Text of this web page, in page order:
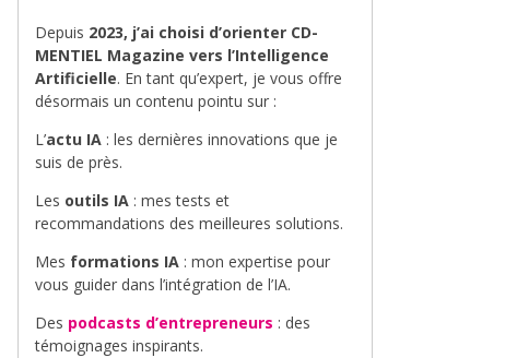
LE MIX DU MOIS
Depuis 2023, j’ai choisi d’orienter CD-
MENTIEL Magazine vers l’Intelligence
Artificielle. En tant qu’expert, je vous offre
désormais un contenu pointu sur :
L’actu IA : les dernières innovations que je
suis de près.
Les outils IA : mes tests et
recommandations des meilleures solutions.
Mes formations IA : mon expertise pour
vous guider dans l’intégration de l’IA.
Des podcasts d’entrepreneurs : des
témoignages inspirants.